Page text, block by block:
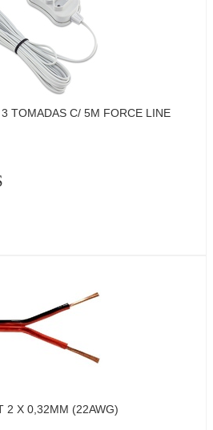
TOMADAS C/ 5M FORCE LINE
2 X 0,32MM (22AWG)